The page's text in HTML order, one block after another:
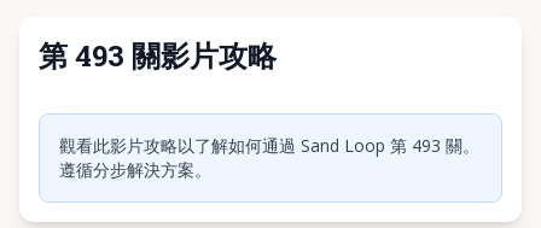
第 493 關影片攻略
點擊播放影片
觀看此影片攻略以了解如何通過 Sand Loop 第 493 關。
遵循分步解決方案。